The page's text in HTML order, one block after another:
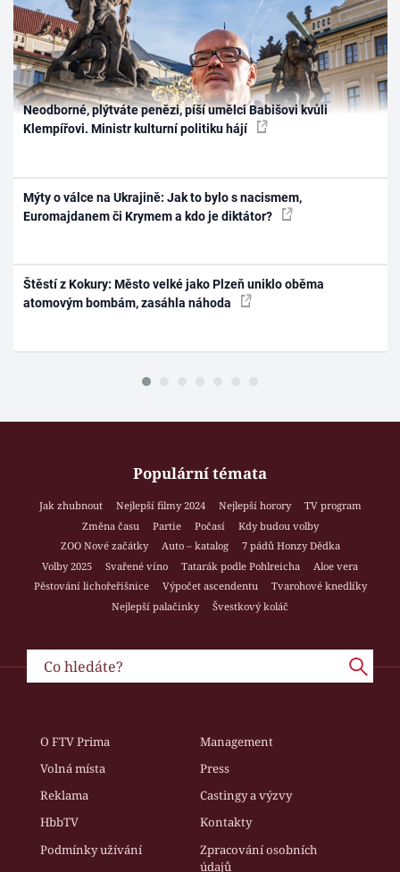
Neodborné, plýtváte penězi, píší umělci Babišovi kvůli
Klempířovi. Ministr kulturní politiku hájí
Mýty o válce na Ukrajině: Jak to bylo s nacismem,
Euromajdanem či Krymem a kdo je diktátor?
Štěstí z Kokury: Město velké jako Plzeň uniklo oběma
atomovým bombám, zasáhla náhoda
Populární témata
Jak zhubnout Nejlepší filmy 2024 Nejlepší horory
TV program
Změna času
Partie Počasí
Kdy budou volby
ZOO Nové začátky
Auto – katalog
7 pádů Honzy Dědka
Volby 2025
Svařené víno Tatarák podle Pohlreicha
Aloe vera
Pěstování lichořeřišnice
Výpočet ascendentu
Tvarohové knedlíky
Nejlepší palačinky
Švestkový koláč
O FTV Prima
Management
Volná místa
Press
Reklama
Castingy a výzvy
HbbTV
Kontakty
Podmínky užívání
Zpracování osobních
údajů